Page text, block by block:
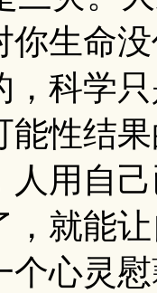
你生命
，科学
能性结
人用自
，就能
个心灵